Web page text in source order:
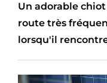
Un adorable
route très
lorsqu'il